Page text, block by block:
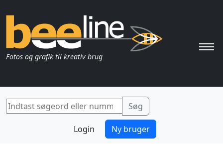
Fotos og grafik til kreativ brug
Login Ny bruger